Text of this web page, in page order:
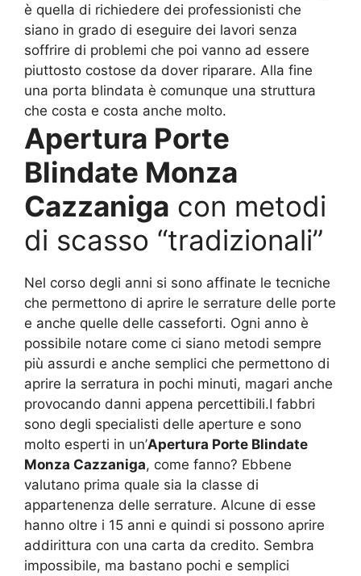
è quella di richiedere dei professionisti che
siano in grado di eseguire dei lavori senza
soffrire di problemi che poi vanno ad essere
piuttosto costose da dover riparare. Alla fine
una porta blindata è comunque una struttura
che costa e costa anche molto.
Apertura Porte
Blindate Monza
Cazzaniga con metodi
di scasso “tradizionali”
Nel corso degli anni si sono affinate le tecniche
che permettono di aprire le serrature delle porte
e anche quelle delle casseforti. Ogni anno è
possibile notare come ci siano metodi sempre
più assurdi e anche semplici che permettono di
aprire la serratura in pochi minuti, magari anche
provocando danni appena percettibili.I fabbri
sono degli specialisti delle aperture e sono
molto esperti in un’Apertura Porte Blindate
Monza Cazzaniga, come fanno? Ebbene
valutano prima quale sia la classe di
appartenenza delle serrature. Alcune di esse
hanno oltre i 15 anni e quindi si possono aprire
addirittura con una carta da credito. Sembra
impossibile, ma bastano pochi e semplici